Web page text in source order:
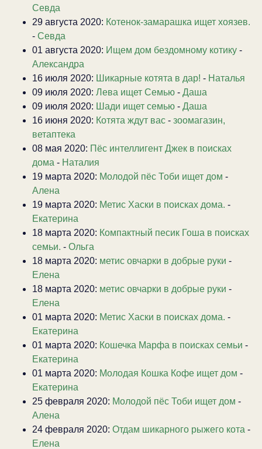
Севда
29 августа 2020: Котенок-замарашка ищет хоязев.
- Севда
01 августа 2020: Ищем дом бездомному котику -
Александра
16 июля 2020: Шикарные котята в дар! - Наталья
09 июля 2020: Лева ищет Семью - Даша
09 июля 2020: Шади ищет семью - Даша
16 июня 2020: Котята ждут вас - зоомагазин,
ветаптека
08 мая 2020: Пёс интеллигент Джек в поисках
дома - Наталия
19 марта 2020: Молодой пёс Тоби ищет дом -
Алена
19 марта 2020: Метис Хаски в поисках дома. -
Екатерина
18 марта 2020: Компактный песик Гоша в поисках
семьи. - Ольга
18 марта 2020: метис овчарки в добрые руки -
Елена
18 марта 2020: метис овчарки в добрые руки -
Елена
01 марта 2020: Метис Хаски в поисках дома. -
Екатерина
01 марта 2020: Кошечка Марфа в поисках семьи -
Екатерина
01 марта 2020: Молодая Кошка Кофе ищет дом -
Екатерина
25 февраля 2020: Молодой пёс Тоби ищет дом -
Алена
24 февраля 2020: Отдам шикарного рыжего кота -
Елена